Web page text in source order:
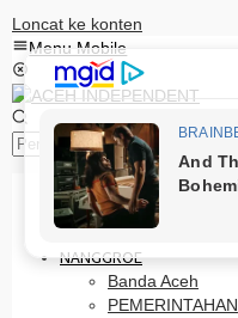
Loncat ke konten
Menu Mobile
HOME
PRO OTONOMI
NANGGROE
Banda Aceh
PEMERINTAHAN